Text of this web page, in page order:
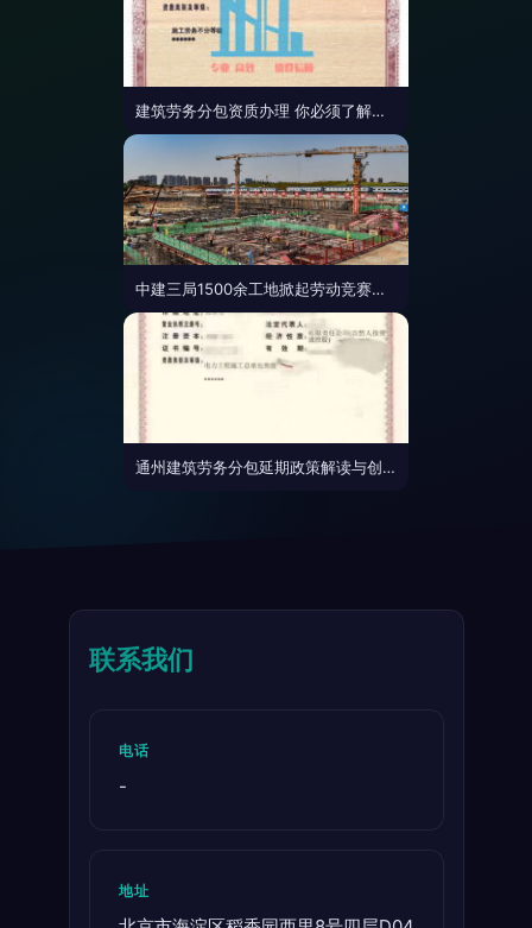
建筑劳务分包资质办理 你必须了解的五大硬性条件
中建三局1500余工地掀起劳动竞赛热潮 奋力抢回时间，建筑劳务分包展现高效协同
通州建筑劳务分包延期政策解读与创业扶持指南
联系我们
电话
-
地址